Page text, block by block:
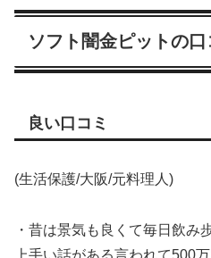
ソフト闇金ピットの口
良い口コミ
(生活保護/大阪/元料理人)
・昔は景気も良くて毎日飲み
上手い話がある言われて500